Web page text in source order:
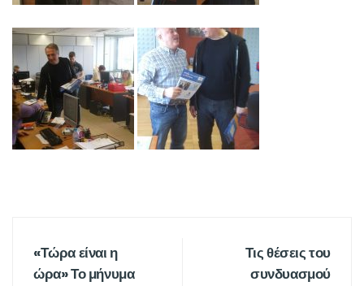
«Τώρα είναι η
ώρα» Το μήνυμα
Τις θέσεις του
συνδυασμού